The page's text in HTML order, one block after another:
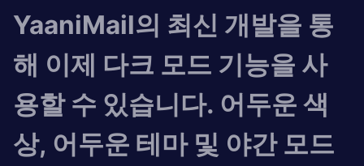
YaaniMail의 최신 개발을 통
해 이제 다크 모드 기능을 사
용할 수 있습니다. 어두운 색
상, 어두운 테마 및 야간 모드